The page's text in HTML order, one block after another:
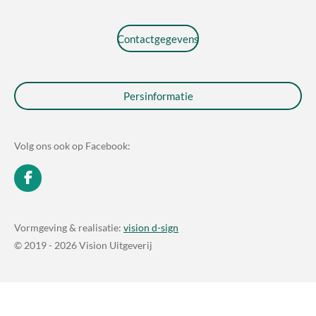
Contactgegevens
Persinformatie
Volg ons ook op Facebook:
F
a
b
o
Vormgeving & realisatie: vision d-sign
© 2019 - 2026 Vision Uitgeverij